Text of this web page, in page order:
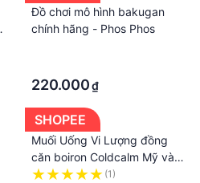
Đồ chơi mô hình bakugan
chính hãng - Phos Phos
220.000₫
SHOPEE
Muối Uống Vi Lượng đồng
căn boiron Coldcalm Mỹ và
Coryzalia canada hộp 30
(1)